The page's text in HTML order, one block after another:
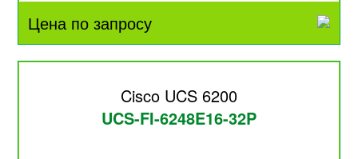
Цена по запросу
Cisco UCS 6200
UCS-FI-6248E16-32P